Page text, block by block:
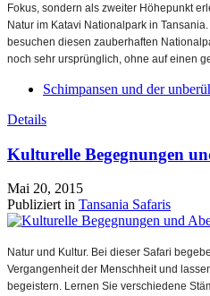
Fokus, sondern als zweiter Höhepunkt
Natur im Katavi Nationalpark in
besuchen diesen zauberhaften
noch sehr ursprünglich, ohne auf einen
Schimpansen und der
Details
Kulturelle Begegnungen
Mai 20, 2015
Publiziert in Tansania Safaris
Natur und Kultur. Bei dieser Safari
Vergangenheit der Menschheit und
begeistern. Lernen Sie verschiedene